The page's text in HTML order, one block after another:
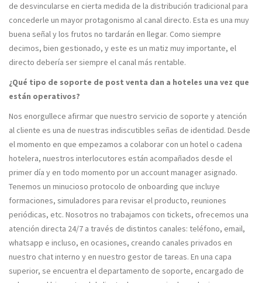
de desvincularse en cierta medida de la distribución tradicional para
concederle un mayor protagonismo al canal directo. Esta es una muy
buena señal y los frutos no tardarán en llegar. Como siempre
decimos, bien gestionado, y este es un matiz muy importante, el
directo debería ser siempre el canal más rentable.
¿Qué tipo de soporte de post venta dan a hoteles una vez que
están operativos?
Nos enorgullece afirmar que nuestro servicio de soporte y atención
al cliente es una de nuestras indiscutibles señas de identidad. Desde
el momento en que empezamos a colaborar con un hotel o cadena
hotelera, nuestros interlocutores están acompañados desde el
primer día y en todo momento por un account manager asignado.
Tenemos un minucioso protocolo de onboarding que incluye
formaciones, simuladores para revisar el producto, reuniones
periódicas, etc. Nosotros no trabajamos con tickets, ofrecemos una
atención directa 24/7 a través de distintos canales: teléfono, email,
whatsapp e incluso, en ocasiones, creando canales privados en
nuestro chat interno y en nuestro gestor de tareas. En una capa
superior, se encuentra el departamento de soporte, encargado de